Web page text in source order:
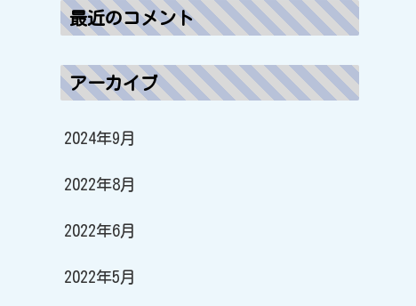
最近のコメント
アーカイブ
2024年9月
2022年8月
2022年6月
2022年5月